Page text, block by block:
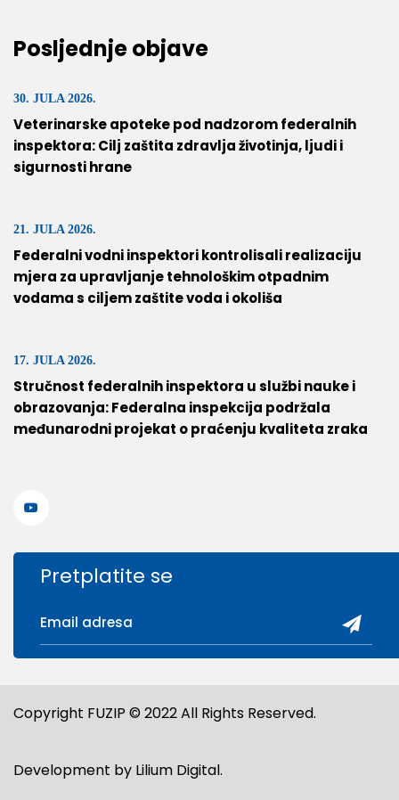
Posljednje objave
30. JULA 2026.
Veterinarske apoteke pod nadzorom federalnih
inspektora: Cilj zaštita zdravlja životinja, ljudi i
sigurnosti hrane
21. JULA 2026.
Federalni vodni inspektori kontrolisali realizaciju
mjera za upravljanje tehnološkim otpadnim
vodama s ciljem zaštite voda i okoliša
17. JULA 2026.
Stručnost federalnih inspektora u službi nauke i
obrazovanja: Federalna inspekcija podržala
međunarodni projekat o praćenju kvaliteta zraka
Pretplatite se
Copyright FUZIP © 2022 All Rights Reserved.
Development by Lilium Digital.